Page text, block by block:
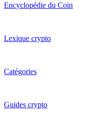
Encyclopédie du Coin
Lexique crypto
Catégories
Guides crypto